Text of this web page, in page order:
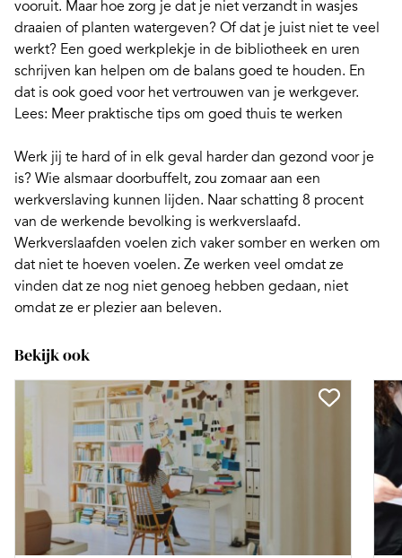
vooruit. Maar hoe zorg je dat je niet verzandt in wasjes
draaien of planten watergeven? Of dat je juist niet te veel
werkt? Een goed werkplekje in de bibliotheek en uren
schrijven kan helpen om de balans goed te houden. En
dat is ook goed voor het vertrouwen van je werkgever.
Lees: Meer praktische tips om goed thuis te werken
Werk jij te hard of in elk geval harder dan gezond voor je
is? Wie alsmaar doorbuffelt, zou zomaar aan een
werkverslaving kunnen lijden. Naar schatting 8 procent
van de werkende bevolking is werkverslaafd.
Werkverslaafden voelen zich vaker somber en werken om
dat niet te hoeven voelen. Ze werken veel omdat ze
vinden dat ze nog niet genoeg hebben gedaan, niet
omdat ze er plezier aan beleven.
Bekijk ook